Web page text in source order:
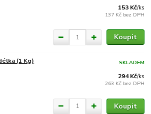
153 Kč/ks
137 Kč bez DPH
Koupit
(1 Kg)
294 Kč/ks
263 Kč bez DPH
SKLADEM
Koupit